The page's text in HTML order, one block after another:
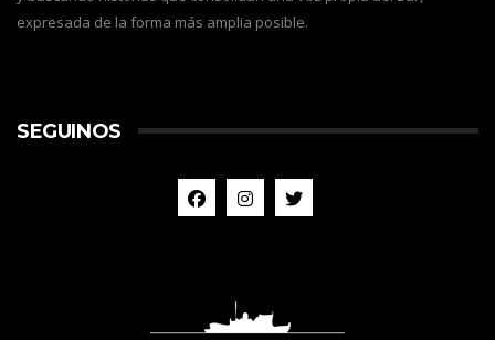
expresada de la forma más amplia posible.
SEGUINOS